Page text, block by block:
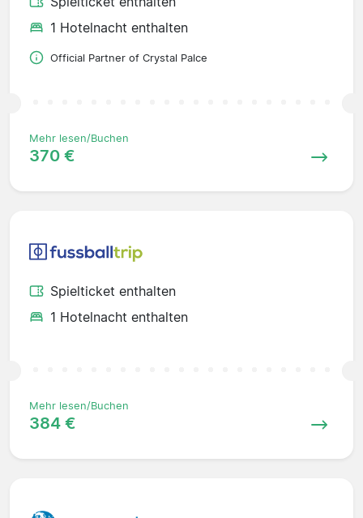
1 Hotelnacht enthalten
Official Partner of Crystal Palce
Mehr lesen/Buchen
370 €
Spielticket enthalten
1 Hotelnacht enthalten
Mehr lesen/Buchen
384 €